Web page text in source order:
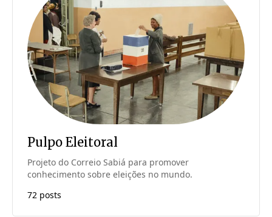
Pulpo Eleitoral
Projeto do Correio Sabiá para promover
conhecimento sobre eleições no mundo.
72 posts